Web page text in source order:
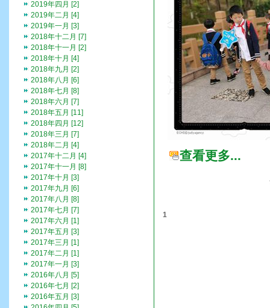
查看更多...
1
2019年四月 [2]
2019年二月 [4]
2019年一月 [3]
2018年十二月 [7]
2018年十一月 [2]
2018年十月 [4]
2018年九月 [2]
2018年八月 [6]
2018年七月 [8]
2018年六月 [7]
2018年五月 [11]
2018年四月 [12]
2018年三月 [7]
2018年二月 [4]
2017年十二月 [4]
2017年十一月 [8]
2017年十月 [3]
2017年九月 [6]
2017年八月 [8]
2017年七月 [7]
2017年六月 [1]
2017年五月 [3]
2017年三月 [1]
2017年二月 [1]
2017年一月 [3]
2016年八月 [5]
2016年七月 [2]
2016年五月 [3]